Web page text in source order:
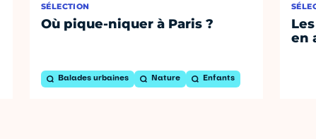
SÉLECTION
Où pique-niquer à Paris ?
Balades urbaines Nature Enfants
en